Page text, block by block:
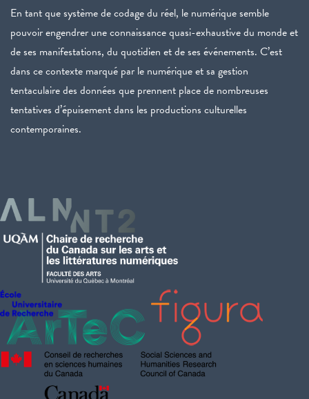
En tant que système de codage du réel, le numérique semble
pouvoir engendrer une connaissance quasi-exhaustive du monde et
de ses manifestations, du quotidien et de ses événements. C’est
dans ce contexte marqué par le numérique et sa gestion
tentaculaire des données que prennent place de nombreuses
tentatives d’épuisement dans les productions culturelles
contemporaines.